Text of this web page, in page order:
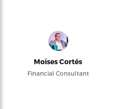
Moises Cortés
Financial Consultant